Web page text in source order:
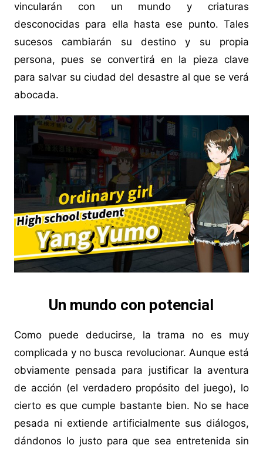
vincularán con un mundo y criaturas
desconocidas para ella hasta ese punto. Tales
sucesos cambiarán su destino y su propia
persona, pues se convertirá en la pieza clave
para salvar su ciudad del desastre al que se verá
abocada.
Un mundo con potencial
Como puede deducirse, la trama no es muy
complicada y no busca revolucionar. Aunque está
obviamente pensada para justificar la aventura
de acción (el verdadero propósito del juego), lo
cierto es que cumple bastante bien. No se hace
pesada ni extiende artificialmente sus diálogos,
dándonos lo justo para que sea entretenida sin